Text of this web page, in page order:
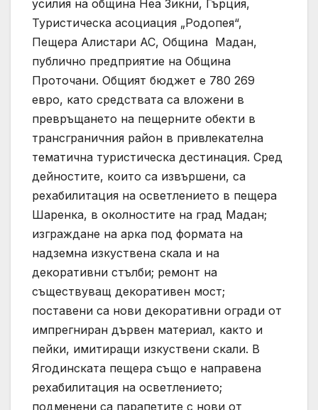
усилия на община Неа Зикни, Гърция,
Туристическа асоциация „Родопея“,
Пещера Алистари АС, Община Мадан,
публично предприятие на Община
Проточани. Общият бюджет е 780 269
евро, като средствата са вложени в
превръщането на пещерните обекти в
трансграничния район в привлекателна
тематична туристическа дестинация. Сред
дейностите, които са извършени, са
рехабилитация на осветлението в пещера
Шаренка, в околностите на град Мадан;
изграждане на арка под формата на
надземна изкуствена скала и на
декоративни стълби; ремонт на
съществуващ декоративен мост;
поставени са нови декоративни огради от
импрегниран дървен материал, както и
пейки, имитиращи изкуствени скали. В
Ягодинската пещера също е направена
рехабилитация на осветлението;
подменени са парапетите с нови от